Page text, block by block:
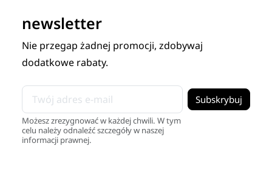
newsletter
Nie przegap żadnej promocji, zdobywaj
dodatkowe rabaty.
Możesz zrezygnować w każdej chwili. W tym
celu należy odnaleźć szczegóły w naszej
informacji prawnej.